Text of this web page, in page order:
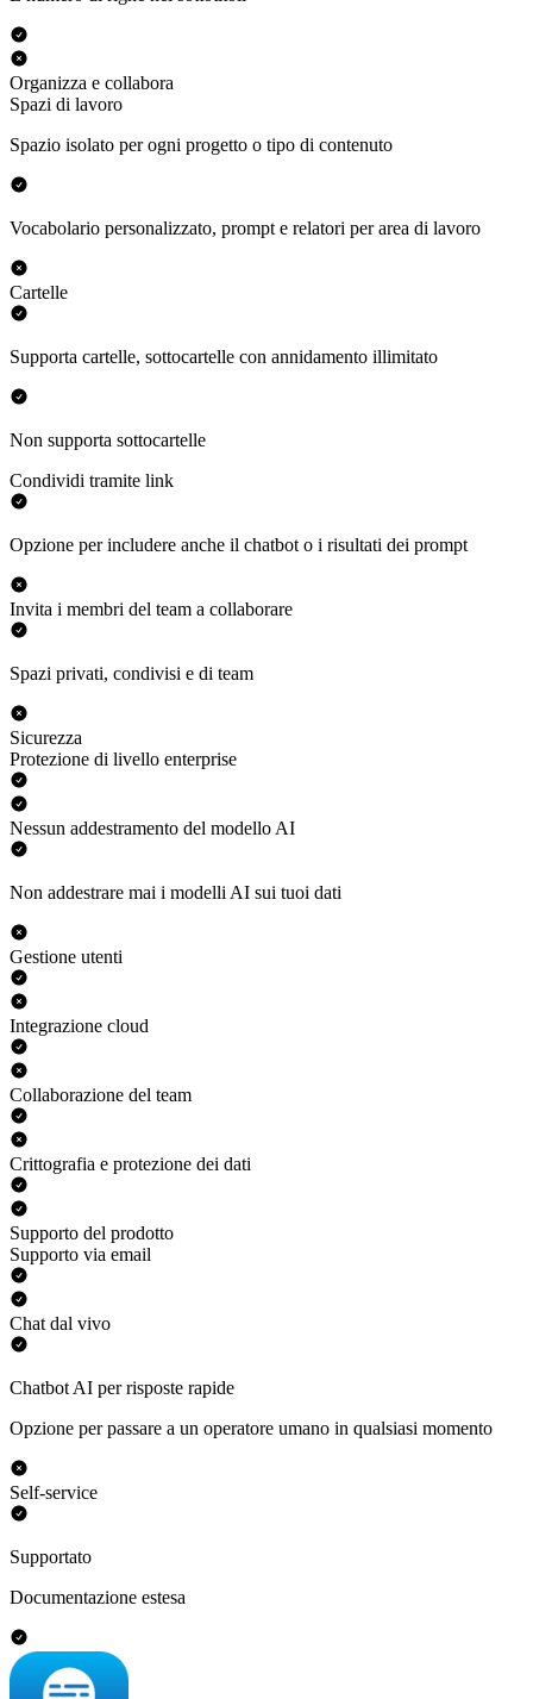
Organizza e collabora
Spazi di lavoro
Spazio isolato per ogni progetto o tipo di contenuto
Vocabolario personalizzato, prompt e relatori per area di lavoro
Cartelle
Supporta cartelle, sottocartelle con annidamento illimitato
Non supporta sottocartelle
Condividi tramite link
Opzione per includere anche il chatbot o i risultati dei prompt
Invita i membri del team a collaborare
Spazi privati, condivisi e di team
Sicurezza
Protezione di livello enterprise
Nessun addestramento del modello AI
Non addestrare mai i modelli AI sui tuoi dati
Gestione utenti
Integrazione cloud
Collaborazione del team
Crittografia e protezione dei dati
Supporto del prodotto
Supporto via email
Chat dal vivo
Chatbot AI per risposte rapide
Opzione per passare a un operatore umano in qualsiasi momento
Self-service
Supportato
Documentazione estesa